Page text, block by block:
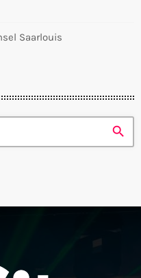
Saarlouis
search